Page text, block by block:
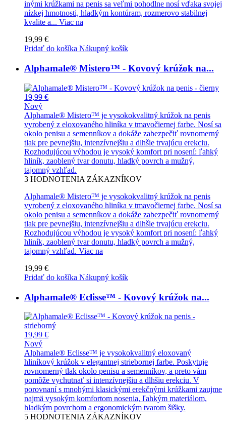
inými krúžkami na penis sa veľmi pohodlne nosí vďaka svojej
nízkej hmotnosti, hladkým kontúram, rozmerovo stabilnej
kvalite a... Viac na
19,99 €
Pridať do košíka Nákupný košík
Alphamale® Mistero™ - Kovový krúžok na...
19,99 €
Nový
Alphamale® Mistero™ je vysokokvalitný krúžok na penis
vyrobený z eloxovaného hliníka v tmavočiernej farbe. Nosí sa
okolo penisu a semenníkov a dokáže zabezpečiť rovnomerný
tlak pre pevnejšiu, intenzívnejšiu a dlhšie trvajúcu erekciu.
Rozhodujúcou výhodou je vysoký komfort pri nosení: ľahký
hliník, zaoblený tvar donutu, hladký povrch a mužný,
tajomný vzhľad.
3 HODNOTENIA ZÁKAZNÍKOV
Alphamale® Mistero™ je vysokokvalitný krúžok na penis
vyrobený z eloxovaného hliníka v tmavočiernej farbe. Nosí sa
okolo penisu a semenníkov a dokáže zabezpečiť rovnomerný
tlak pre pevnejšiu, intenzívnejšiu a dlhšie trvajúcu erekciu.
Rozhodujúcou výhodou je vysoký komfort pri nosení: ľahký
hliník, zaoblený tvar donutu, hladký povrch a mužný,
tajomný vzhľad. Viac na
19,99 €
Pridať do košíka Nákupný košík
Alphamale® Eclisse™ - Kovový krúžok na...
19,99 €
Nový
Alphamale® Eclisse™ je vysokokvalitný eloxovaný
hliníkový krúžok v elegantnej striebornej farbe. Poskytuje
rovnomerný tlak okolo penisu a semenníkov, a preto vám
pomôže vychutnať si intenzívnejšiu a dlhšiu erekciu. V
porovnaní s mnohými klasickými erekčnými krúžkami zaujme
najmä vysokým komfortom nosenia, ľahkým materiálom,
hladkým povrchom a ergonomickým tvarom šišky.
5 HODNOTENIA ZÁKAZNÍKOV